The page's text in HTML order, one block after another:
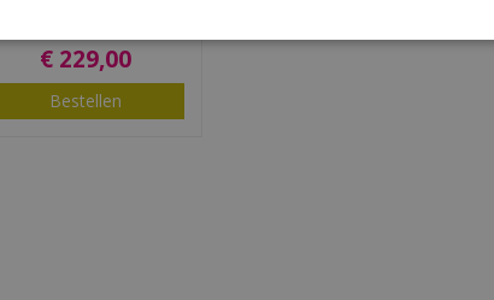
€ 229,00
Bestellen